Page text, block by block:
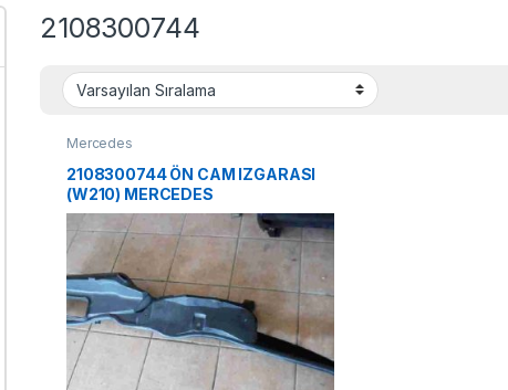
2108300744
Mercedes
2108300744 ÖN CAM IZGARASI
(W210) MERCEDES